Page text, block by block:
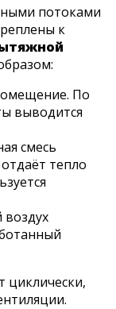
потоками
к
По
выводится
смесь
тепло
воздух
циклически,